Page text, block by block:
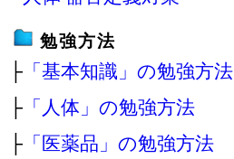
勉強方法
├ 「基本知識」の勉強方法
├ 「人体」の勉強方法
├ 「医薬品」の勉強方法